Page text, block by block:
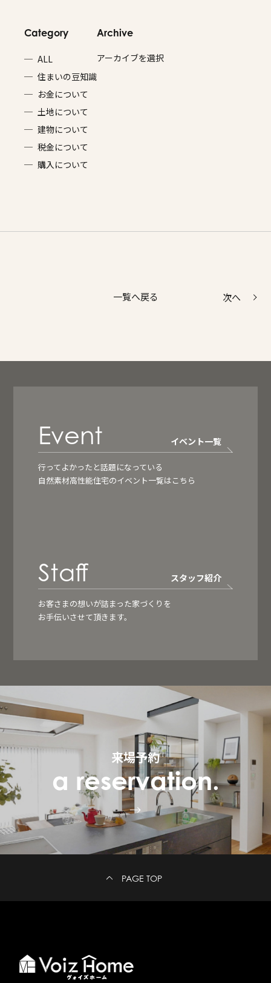
Category
ALL
住まいの豆知識
お金について
土地について
建物について
税金について
購入について
Archive
一覧へ戻る 次へ
Event イベント一覧
行ってよかったと話題になっている
自然素材高性能住宅のイベント一覧はこちら
Staff スタッフ紹介
お客さまの想いが詰まった家づくりを
お手伝いさせて頂きます。
来場予約
a reservation.
PAGE TOP